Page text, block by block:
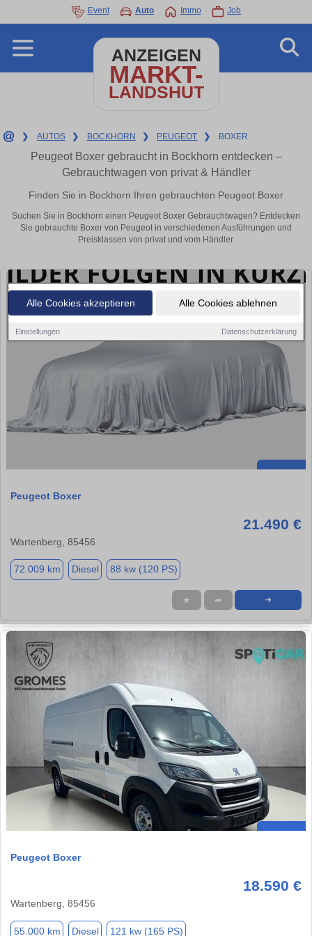
Alle Cookies akzeptieren Alle Cookies ablehnen
Einstellungen Datenschutzerklärung
Event Auto Immo Job
ANZEIGEN
MARKT-
LANDSHUT
❯ AUTOS ❯ BOCKHORN ❯ PEUGEOT ❯ BOXER
Peugeot Boxer gebraucht in Bockhorn entdecken –
Gebrauchtwagen von privat & Händler
Finden Sie in Bockhorn Ihren gebrauchten Peugeot Boxer
Suchen Sie in Bockhorn einen Peugeot Boxer Gebrauchtwagen? Entdecken
Sie gebrauchte Boxer von Peugeot in verschiedenen Ausführungen und
Preisklassen von privat und vom Händler.
Peugeot Boxer
21.490 €
Wartenberg, 85456
72.009 km Diesel 88 kw (120 PS)
★ ➦ ➜
Peugeot Boxer
18.590 €
Wartenberg, 85456
55.000 km Diesel 121 kw (165 PS)